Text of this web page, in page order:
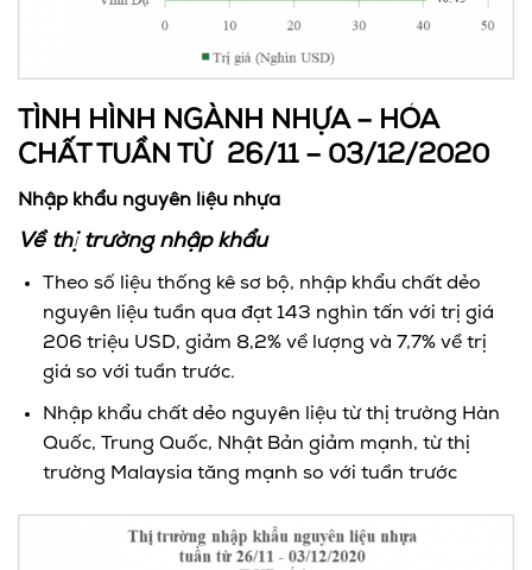
TÌNH HÌNH NGÀNH NHỰA – HÓA
CHẤT TUẦN TỪ 26/11 – 03/12/2020
Nhập khẩu nguyên liệu nhựa
Về thị trường nhập khẩu
Theo số liệu thống kê sơ bộ, nhập khẩu chất dẻo
nguyên liệu tuần qua đạt 143 nghìn tấn với trị giá
206 triệu USD, giảm 8,2% về lượng và 7,7% về trị
giá so với tuần trước.
Nhập khẩu chất dẻo nguyên liệu từ thị trường Hàn
Quốc, Trung Quốc, Nhật Bản giảm mạnh, từ thị
trường Malaysia tăng mạnh so với tuần trước